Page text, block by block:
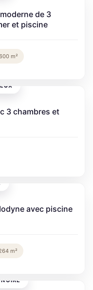
de 3
et piscine
m²
3 chambres et
avec piscine
m²